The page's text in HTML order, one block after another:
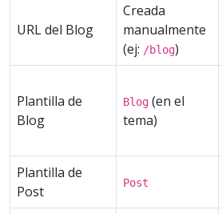
URL del Blog
Creada
manualmente
(ej: /blog)
Plantilla de
Blog
Blog (en el
tema)
Plantilla de
Post
Post